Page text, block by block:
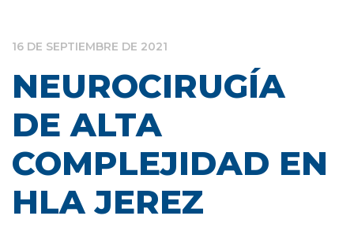
16 DE SEPTIEMBRE DE 2021
NEUROCIRUGÍA
DE ALTA
COMPLEJIDAD EN
HLA JEREZ